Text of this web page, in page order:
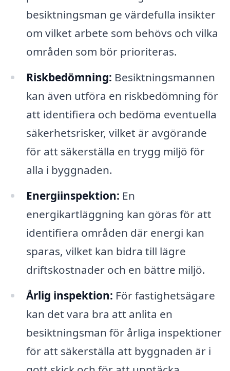
besiktningsman ge värdefulla insikter
om vilket arbete som behövs och vilka
områden som bör prioriteras.
Riskbedömning: Besiktningsmannen
kan även utföra en riskbedömning för
att identifiera och bedöma eventuella
säkerhetsrisker, vilket är avgörande
för att säkerställa en trygg miljö för
alla i byggnaden.
Energiinspektion: En
energikartläggning kan göras för att
identifiera områden där energi kan
sparas, vilket kan bidra till lägre
driftskostnader och en bättre miljö.
Årlig inspektion: För fastighetsägare
kan det vara bra att anlita en
besiktningsman för årliga inspektioner
för att säkerställa att byggnaden är i